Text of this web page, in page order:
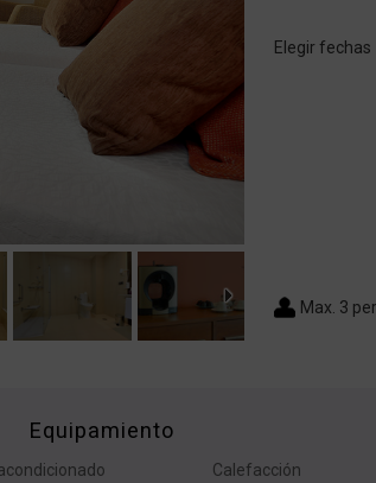
Max. 3
Elegir fechas
Equipamiento
Calefacción